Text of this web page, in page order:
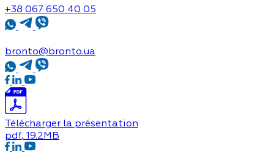
+38 067 650 40 05
bronto@bronto.ua
Télécharger la présentation
pdf, 19.2MB